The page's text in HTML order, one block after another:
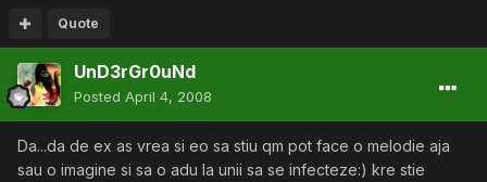
Quote
UnD3rGr0uNd
Posted April 4, 2008
Da...da de ex as vrea si eo sa stiu qm pot face o melodie aja
sau o imagine si sa o adu la unii sa se infecteze:) kre stie